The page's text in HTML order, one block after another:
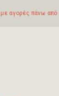
αγορές πάνω από